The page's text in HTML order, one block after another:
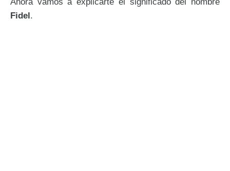
Fidel.